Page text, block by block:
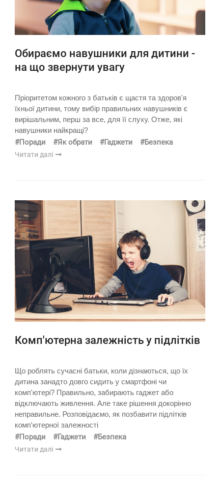
Обираємо навушники для дитини -
на що звернути увагу
Пріоритетом кожного з батьків є щастя та здоров'я
їхньої дитини, тому вибір правильних навушників є
вирішальним, перш за все, для її слуху. Отже, які
навушники найкращі?
#Поради #Як обрати #Гаджети #Безпека
Читати далі
Комп'ютерна залежність у підлітків
Що роблять сучасні батьки, коли дізнаються, що їх
дитина занадто довго сидить у смартфоні чи
комп'ютері? Правильно, забирають гаджет або
відключають живлення. Але таке рішення докорінно
неправильне. Розповідаємо, як позбавити підлітків
комп'ютерної залежності
#Поради #Гаджети #Безпека
Читати далі